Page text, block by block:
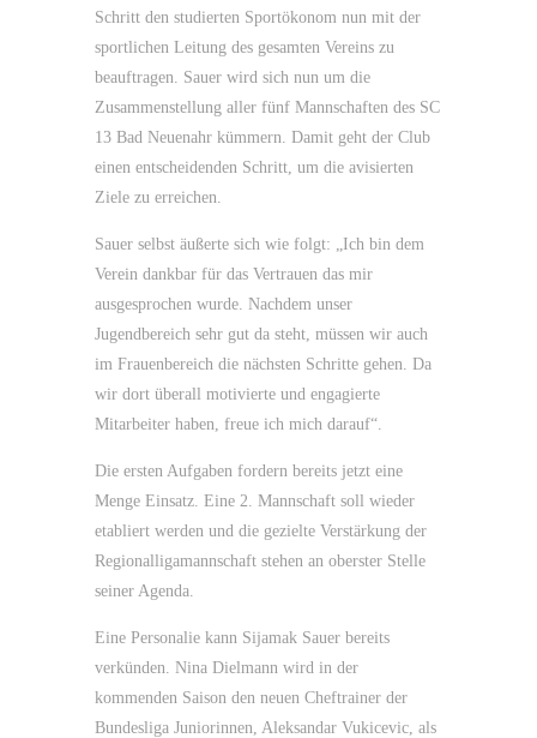
Schritt den studierten Sportökonom nun mit der
sportlichen Leitung des gesamten Vereins zu
beauftragen. Sauer wird sich nun um die
Zusammenstellung aller fünf Mannschaften des SC
13 Bad Neuenahr kümmern. Damit geht der Club
einen entscheidenden Schritt, um die avisierten
Ziele zu erreichen.
Sauer selbst äußerte sich wie folgt: „Ich bin dem
Verein dankbar für das Vertrauen das mir
ausgesprochen wurde. Nachdem unser
Jugendbereich sehr gut da steht, müssen wir auch
im Frauenbereich die nächsten Schritte gehen. Da
wir dort überall motivierte und engagierte
Mitarbeiter haben, freue ich mich darauf“.
Die ersten Aufgaben fordern bereits jetzt eine
Menge Einsatz. Eine 2. Mannschaft soll wieder
etabliert werden und die gezielte Verstärkung der
Regionalligamannschaft stehen an oberster Stelle
seiner Agenda.
Eine Personalie kann Sijamak Sauer bereits
verkünden. Nina Dielmann wird in der
kommenden Saison den neuen Cheftrainer der
Bundesliga Juniorinnen, Aleksandar Vukicevic, als